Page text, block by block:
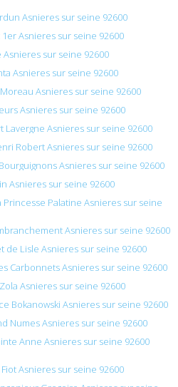
Asnieres sur seine 92600
Asnieres sur seine 92600
sur seine 92600
Asnieres sur seine 92600
Asnieres sur seine 92600
Asnieres sur seine 92600
Asnieres sur seine 92600
Robert Asnieres sur seine 92600
Asnieres sur seine 92600
Asnieres sur seine 92600
Palatine Asnieres sur seine
Asnieres sur seine 92600
de Lisle Asnieres sur seine 92600
Carbonnets Asnieres sur seine 92600
Asnieres sur seine 92600
Bokanowski Asnieres sur seine 92600
Numes Asnieres sur seine 92600
Anne Asnieres sur seine 92600
Asnieres sur seine 92600